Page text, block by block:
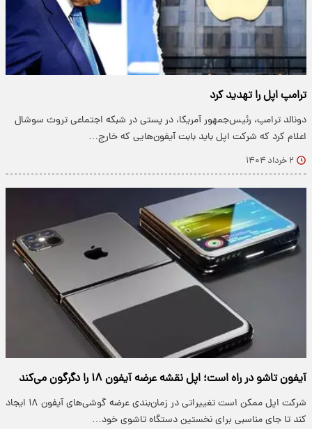
ترامپ اپل را تهدید کرد
دونالد ترامپ، رئیس‌جمهور آمریکا، در پستی در شبکه اجتماعی تروث سوشال
اعلام کرد که شرکت اپل باید بابت آیفون‌هایی که خارج…
۲ خرداد ۱۴۰۴
آیفون تاشو در راه است؛ اپل نقشه عرضه آیفون ۱۸ را دگرگون می‌کند
شرکت اپل ممکن است تغییراتی در زمان‌بندی عرضه گوشی‌های آیفون ۱۸ ایجاد
کند تا جای مناسبی برای نخستین دستگاه تاشوی خود…